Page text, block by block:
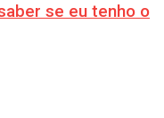
se eu tenho o